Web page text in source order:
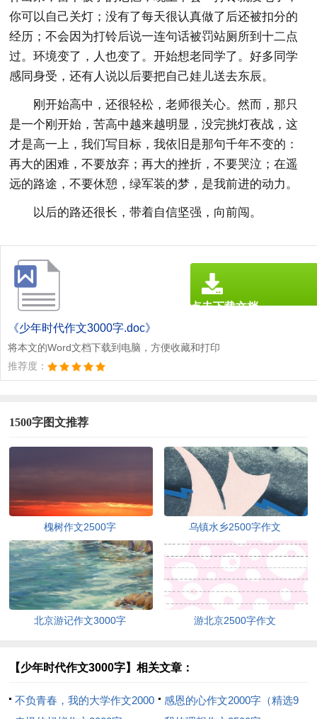
你可以自己关灯；没有了每天很认真做了后还被扣分的
经历；不会因为打铃后说一连句话被罚站厕所到十二点
过。环境变了，人也变了。开始想老同学了。好多同学
感同身受，还有人说以后要把自己娃儿送去东辰。
刚开始高中，还很轻松，老师很关心。然而，那只
是一个刚开始，苦高中越来越明显，没完挑灯夜战，这
才是高一上，我们写目标，我依旧是那句千年不变的：
再大的困难，不要放弃；再大的挫折，不要哭泣；在遥
远的路途，不要休憩，绿军装的梦，是我前进的动力。
以后的路还很长，带着自信坚强，向前闯。
《少年时代作文3000字.doc》
将本文的Word文档下载到电脑，方便收藏和打印
推荐度：
点击下载文档
1500字图文推荐
槐树作文2500字 乌镇水乡2500字作文
北京游记作文3000字 游北京2500字作文
【少年时代作文3000字】相关文章：
不负青春，我的大学作文2000
感恩的心作文2000字（精选9